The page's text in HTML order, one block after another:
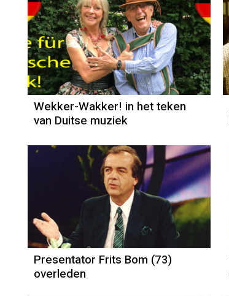
Wekker-Wakker! in het teken
van Duitse muziek
Presentator Frits Bom (73)
overleden